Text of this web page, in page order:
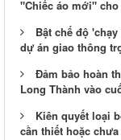
"Chiếc áo mới"
Bật chế độ
dự án giao thông
Đảm bảo hoàn
Long Thành vào
Kiên quyết loại
cần thiết hoặc